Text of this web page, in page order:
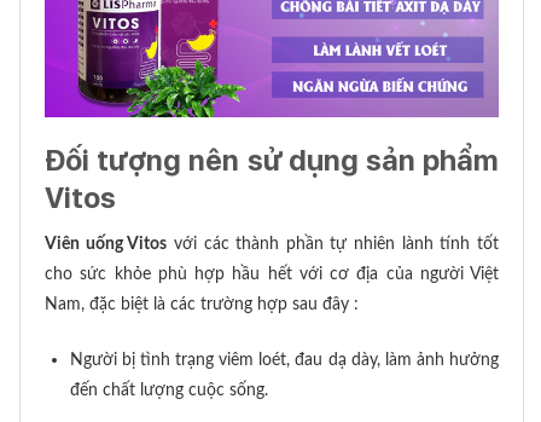
Đối tượng nên sử dụng sản phẩm
Vitos
Viên uống Vitos với các thành phần tự nhiên lành tính tốt
cho sức khỏe phù hợp hầu hết với cơ địa của người Việt
Nam, đặc biệt là các trường hợp sau đây :
Người bị tình trạng viêm loét, đau dạ dày, làm ảnh hưởng
đến chất lượng cuộc sống.